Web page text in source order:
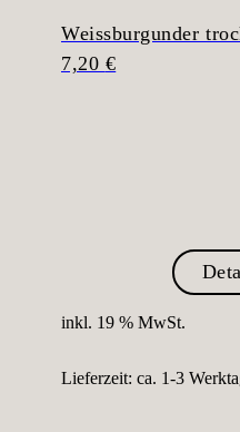
Weissburgunder
7,20 €
inkl. 19 % MwSt.
Lieferzeit: ca. 1-3